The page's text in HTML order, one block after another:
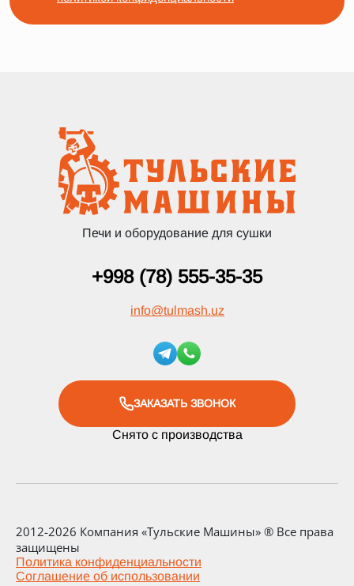
Печи и оборудование для сушки
+998 (78) 555-35-35
info@tulmash.uz
ЗАКАЗАТЬ ЗВОНОК
Снято с производства
2012-2026 Компания «Тульские Машины» ® Все права
защищены
Политика конфиденциальности
Соглашение об использовании